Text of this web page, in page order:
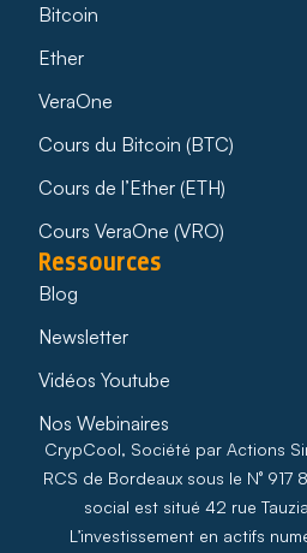
Bitcoin
Ether
VeraOne
Cours du Bitcoin (BTC)
Cours de l’Ether (ETH)
Cours VeraOne (VRO)
Ressources
Blog
Newsletter
Vidéos Youtube
Nos Webinaires
CrypCool, Société par Actions
RCS de Bordeaux sous le N°
social est situé 42 rue
L’investissement en actifs